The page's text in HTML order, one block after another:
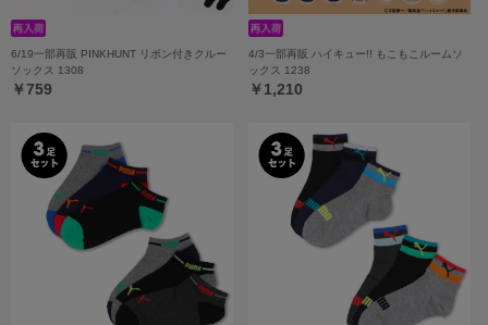
6/19一部再販 PINKHUNT リボン付きクルー
ソックス 1308
￥759
4/3一部再販 ハイキュー!! もこもこルームソ
ックス 1238
￥1,210